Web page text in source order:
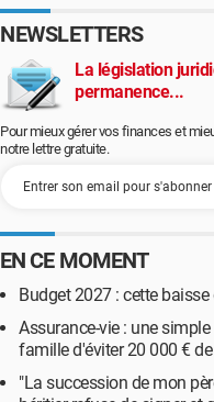
NEWSLETTERS
La législation
permanence...
Pour mieux gérer vos finances et
notre lettre gratuite.
EN CE MOMENT
Budget 2027 : cette
Assurance-vie : une
famille d'éviter 20 000 €
"La succession de mon